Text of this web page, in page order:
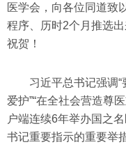
医学会，向各位同道致
程序、历时2个月推选
祝贺！
习近平总书记强调“
爱护”“在全社会营造尊
户端连续6年举办国之
书记重要指示的重要举措